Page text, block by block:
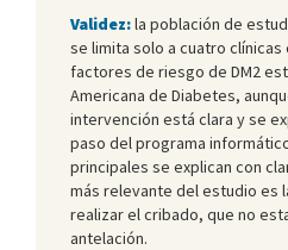
Validez:la población de
se limita solo a cuatro
factores de riesgo de DM2
Americana de Diabetes,
intervención está clara y se
paso del programa
principales se explican con
más relevante del estudio es
realizar el cribado, que no
antelación.